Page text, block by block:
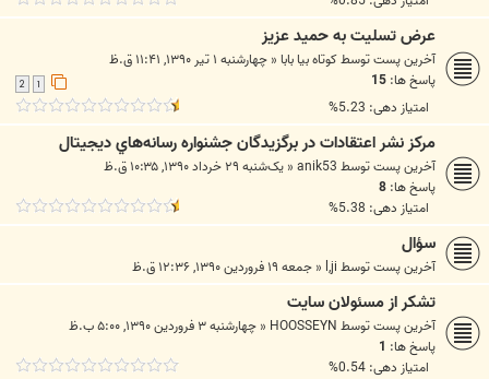
عرض تسلیت به حمید عزیز
آخرین پست توسطکوتاه بیا بابا« چهارشنبه ۱ تیر ۱۳۹۰, ۱۱:۴۱ ق.ظ
پاسخ ها: 15
امتیاز دهی: 5.23%
مرکز نشر اعتقادات در برگزيدگان جشنواره رسانه‌هاي ديجيتال
آخرین پست توسطanik53
« یک‌شنبه ۲۹ خرداد ۱۳۹۰, ۱۰:۳۵ ق.ظ
پاسخ ها: 8
امتیاز دهی: 5.38%
سؤال
آخرین پست توسطl,ji
« جمعه ۱۹ فروردین ۱۳۹۰, ۱۲:۳۶ ق.ظ
تشکر از مسئولان سایت
آخرین پست توسطHOOSSEYN
« چهارشنبه ۳ فروردین ۱۳۹۰, ۵:۰۰ ب.ظ
پاسخ ها: 1
امتیاز دهی: 0.54%